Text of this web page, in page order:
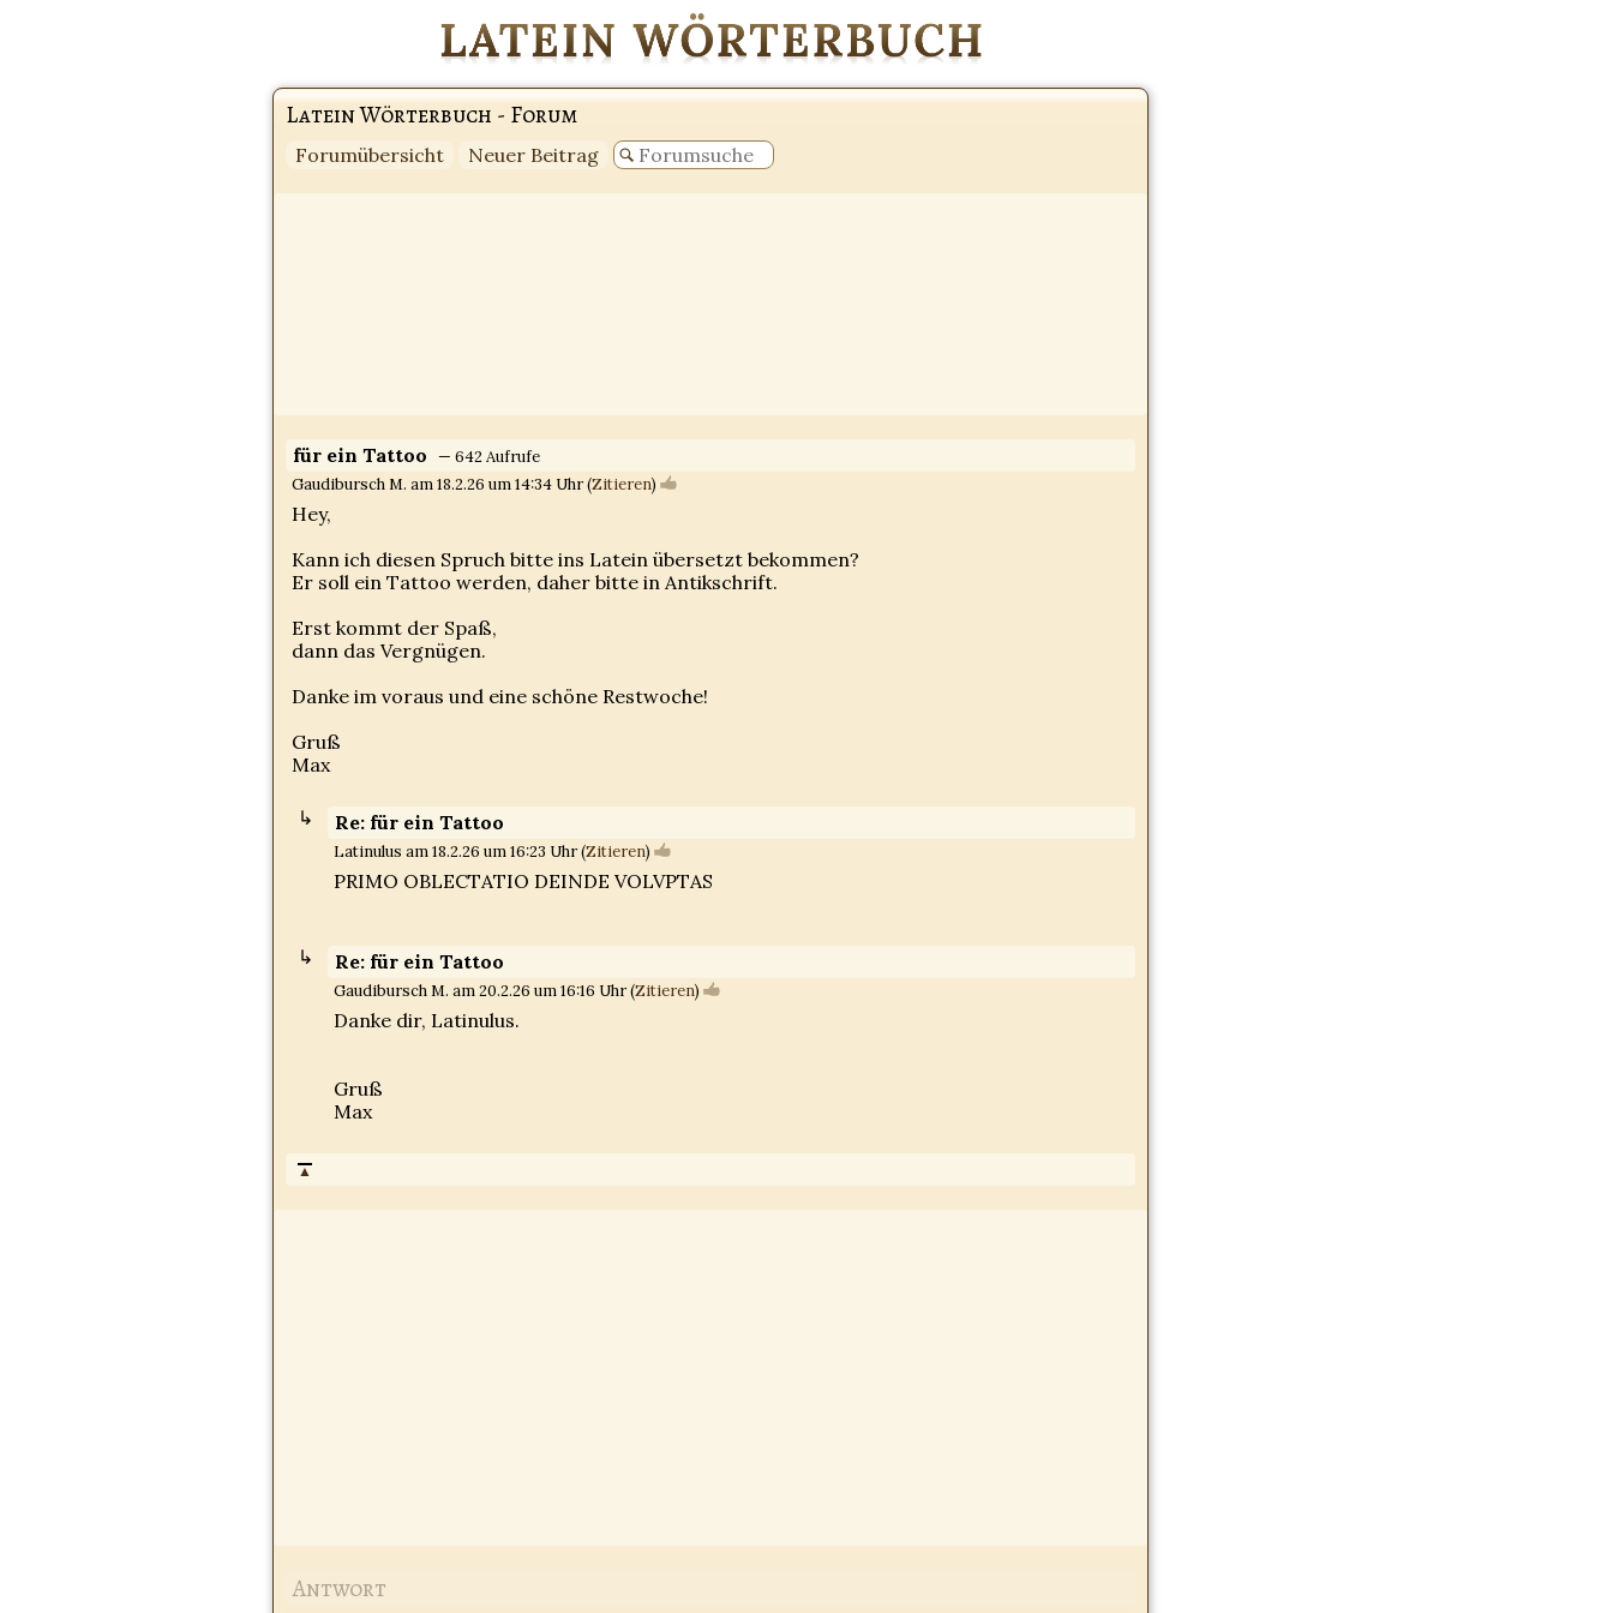
Latein Wörterbuch - Forum
Forumübersicht Neuer Beitrag
für ein Tattoo — 642 Aufrufe
Gaudibursch M. am 18.2.26 um 14:34 Uhr (Zitieren)
Hey,
Kann ich diesen Spruch bitte ins Latein übersetzt bekommen?
Er soll ein Tattoo werden, daher bitte in Antikschrift.
Erst kommt der Spaß,
dann das Vergnügen.
Danke im voraus und eine schöne Restwoche!
Gruß
Max
Re: für ein Tattoo
Latinulus am 18.2.26 um 16:23 Uhr (Zitieren)
PRIMO OBLECTATIO DEINDE VOLVPTAS
Re: für ein Tattoo
Gaudibursch M. am 20.2.26 um 16:16 Uhr (Zitieren)
Danke dir, Latinulus.
Gruß
Max
▲
Antwort